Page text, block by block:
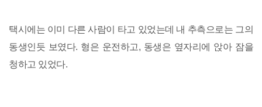
택시에는 이미 다른 사람이 타고 있었는데 내 추측으로는 그의
동생인듯 보였다. 형은 운전하고, 동생은 옆자리에 앉아 잠을
청하고 있었다.